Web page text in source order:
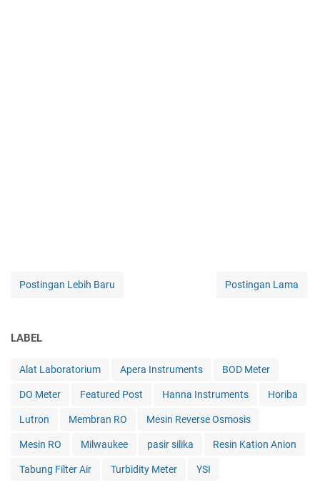
Postingan Lebih Baru Postingan Lama
LABEL
Alat Laboratorium Apera Instruments BOD Meter
DO Meter Featured Post Hanna Instruments Horiba
Lutron Membran RO Mesin Reverse Osmosis
Mesin RO Milwaukee pasir silika Resin Kation Anion
Tabung Filter Air Turbidity Meter YSI